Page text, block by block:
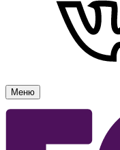
Меню